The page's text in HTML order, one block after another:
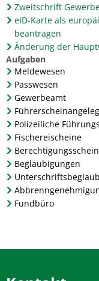
Zweitschrift
eID-Karte als
beantragen
Änderung der
Aufgaben
Meldewesen
Passwesen
Gewerbeamt
Polizeiliche
Fischereischeine
Beglaubigungen
Fundbüro